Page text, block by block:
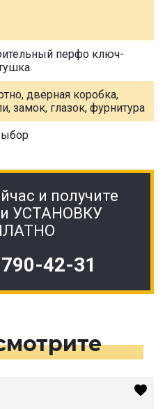
перфо ключ-
дверная коробка,
замок, глазок, фурнитура
и получите
УСТАНОВКУ
42-31